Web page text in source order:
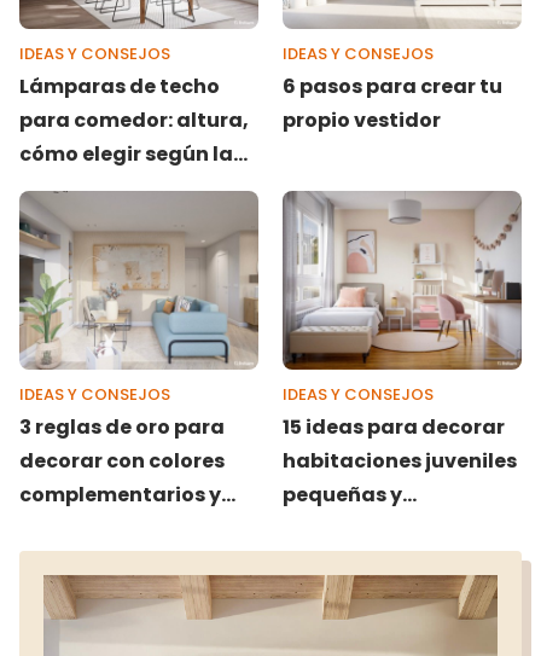
IDEAS Y CONSEJOS
Lámparas de techo
para comedor: altura,
cómo elegir según la
mesa, ¡y más!
IDEAS Y CONSEJOS
6 pasos para crear tu
propio vestidor
IDEAS Y CONSEJOS
3 reglas de oro para
decorar con colores
complementarios y
aburrido
IDEAS Y CONSEJOS
15 ideas para decorar
habitaciones juveniles
pequeñas y